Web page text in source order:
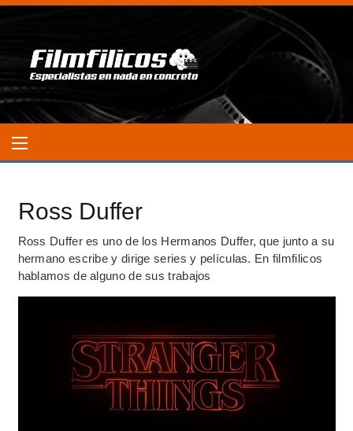
Ross Duffer
Ross Duffer es uno de los Hermanos Duffer, que junto a su
hermano escribe y dirige series y películas. En filmfilicos
hablamos de alguno de sus trabajos